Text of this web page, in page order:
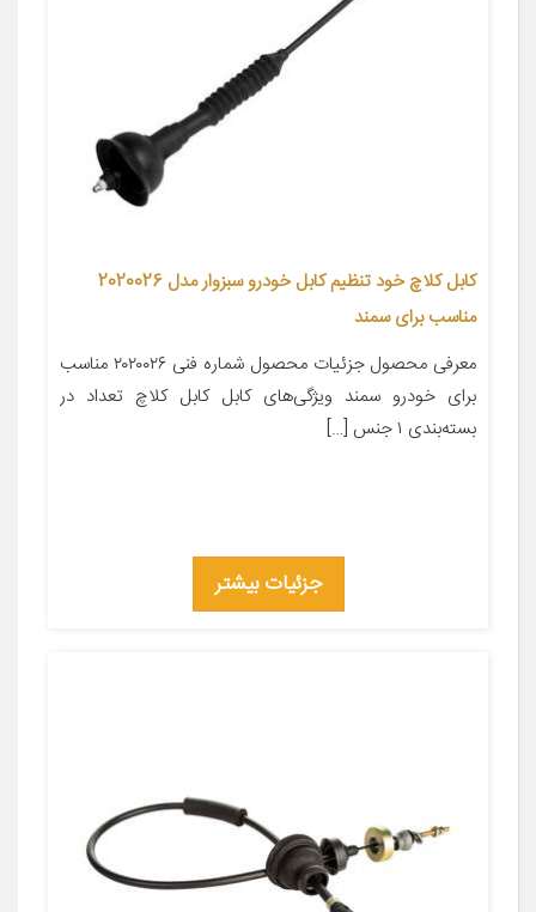
کابل کلاچ خود تنظیم کابل خودرو سبزوار مدل 2020026
مناسب برای سمند
معرفی محصول جزئیات محصول شماره فنی ۲۰۲۰۰۲۶ مناسب
برای خودرو سمند ویژگی‌های کابل کابل کلاچ تعداد در
بسته‌بندی ۱ جنس […]
جزئیات بیشتر